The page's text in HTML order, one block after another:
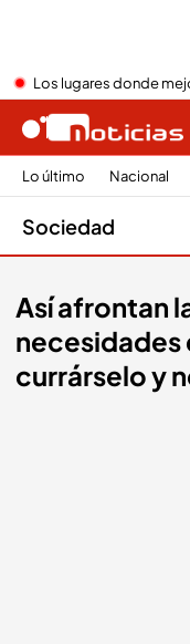
Los lugares donde
Lo último Nacional
Sociedad
Así afrontan
necesidades
currárselo y